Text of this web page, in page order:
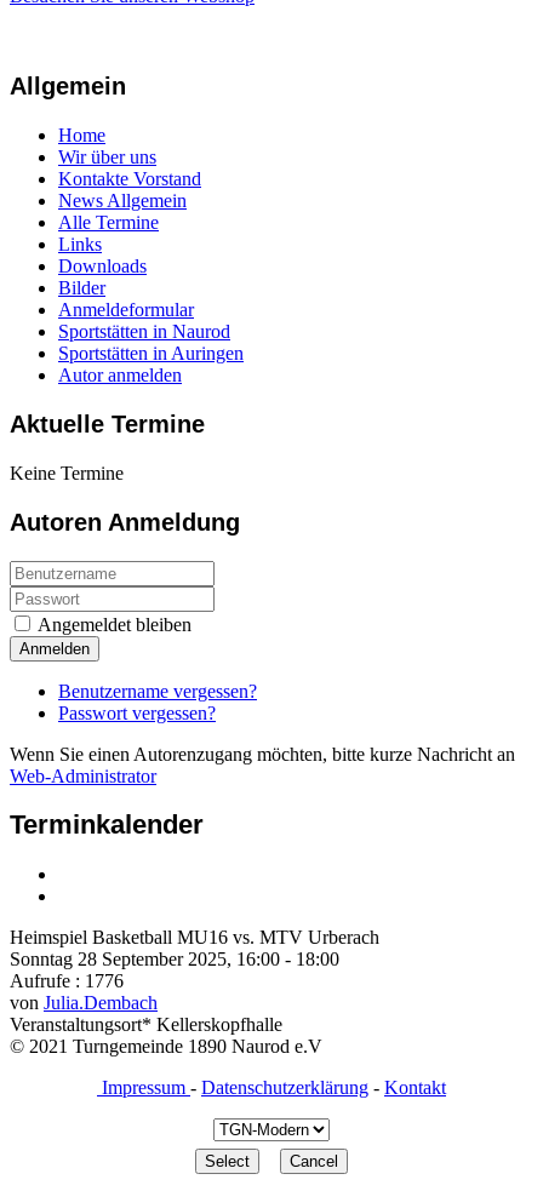
Allgemein
Home
Wir über uns
Kontakte Vorstand
News Allgemein
Alle Termine
Links
Downloads
Bilder
Anmeldeformular
Sportstätten in Naurod
Sportstätten in Auringen
Autor anmelden
Aktuelle Termine
Keine Termine
Autoren Anmeldung
Angemeldet bleiben
Anmelden
Benutzername vergessen?
Passwort vergessen?
Wenn Sie einen Autorenzugang möchten, bitte kurze Nachricht an
Web-Administrator
Terminkalender
Heimspiel Basketball MU16 vs. MTV Urberach
Sonntag 28 September 2025, 16:00 - 18:00
Aufrufe : 1776
von Julia.Dembach
Veranstaltungsort* Kellerskopfhalle
© 2021 Turngemeinde 1890 Naurod e.V
Impressum - Datenschutzerklärung - Kontakt